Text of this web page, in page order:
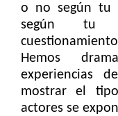
o no según tu
según tu
Hemos
experiencias
mostrar el
actores se